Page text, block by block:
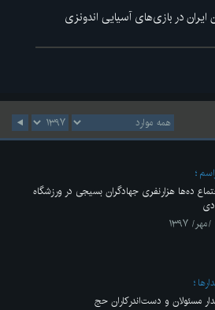
ایران در بازی‌های آسیایی اندونزی
ده‌ها هزارنفری جهادگران بسیجی در ورزشگاه
مسئولان و دست‌اندرکاران حج